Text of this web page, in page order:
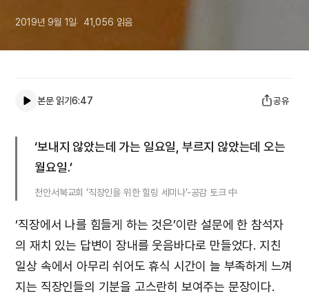
2019년 9월 1일 41,056 읽음
본문 읽기6:47 공유
‘보내지 않았는데 가는 일요일, 부르지 않았는데 오는
월요일.’
천안서북교회 ‘직장인을 위한 힐링 세미나’-공감 토크 中
‘직장에서 나를 힘들게 하는 것은’이란 설문에 한 참석자
의 재치 있는 답변이 장내를 웃음바다로 만들었다. 지친
일상 속에서 아무리 쉬어도 휴식 시간이 늘 부족하게 느껴
지는 직장인들의 기분을 고스란히 보여주는 문장이다.